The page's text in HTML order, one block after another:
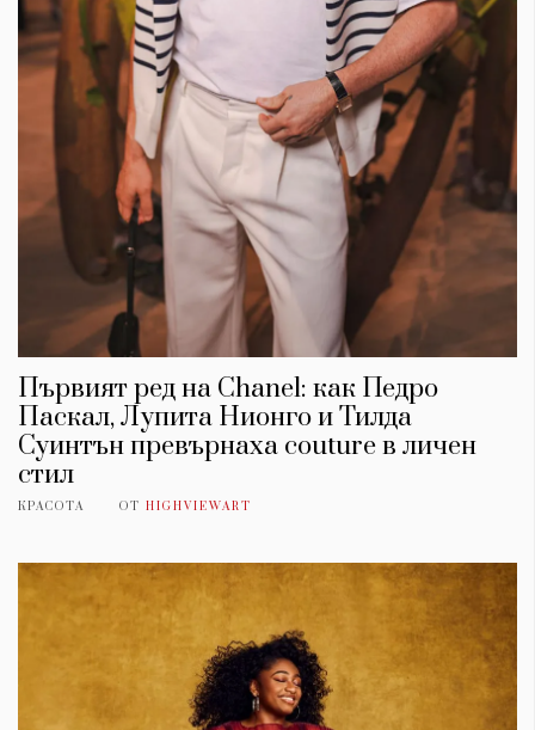
Първият ред на Chanel: как Педро
Паскал, Лупита Нионго и Тилда
Суинтън превърнаха couture в личен
стил
КРАСОТА ОТ HIGHVIEWART